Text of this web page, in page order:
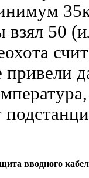
взял 50
привели
вводного